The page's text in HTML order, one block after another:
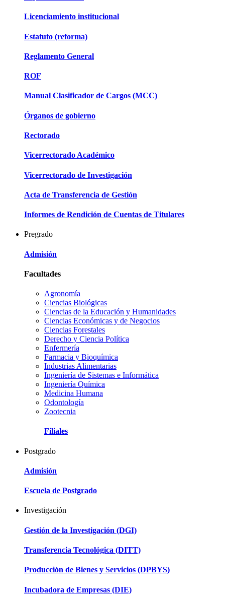
Licenciamiento institucional
Estatuto (reforma)
Reglamento General
ROF
Manual Clasificador de Cargos (MCC)
Órganos de gobierno
Rectorado
Vicerrectorado Académico
Vicerrectorado de Investigación
Acta de Transferencia de Gestión
Informes de Rendición de Cuentas de Titulares
Pregrado
Admisión
Facultades
Agronomía
Ciencias Biológicas
Ciencias de la Educación y Humanidades
Ciencias Económicas y de Negocios
Ciencias Forestales
Derecho y Ciencia Política
Enfermería
Farmacia y Bioquímica
Industrias Alimentarias
Ingeniería de Sistemas e Informática
Ingeniería Química
Medicina Humana
Odontología
Zootecnia
Filiales
Postgrado
Admisión
Escuela de Postgrado
Investigación
Gestión de la Investigación (DGI)
Transferencia Tecnológica (DITT)
Producción de Bienes y Servicios (DPBYS)
Incubadora de Empresas (DIE)